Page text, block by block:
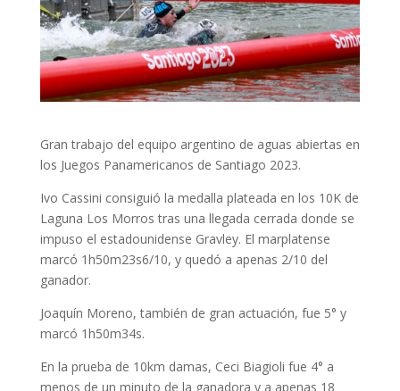
Gran trabajo del equipo argentino de aguas abiertas en
los Juegos Panamericanos de Santiago 2023.
Ivo Cassini consiguió la medalla plateada en los 10K de
Laguna Los Morros tras una llegada cerrada donde se
impuso el estadounidense Gravley. El marplatense
marcó 1h50m23s6/10, y quedó a apenas 2/10 del
ganador.
Joaquín Moreno, también de gran actuación, fue 5° y
marcó 1h50m34s.
En la prueba de 10km damas, Ceci Biagioli fue 4° a
menos de un minuto de la ganadora y a apenas 18